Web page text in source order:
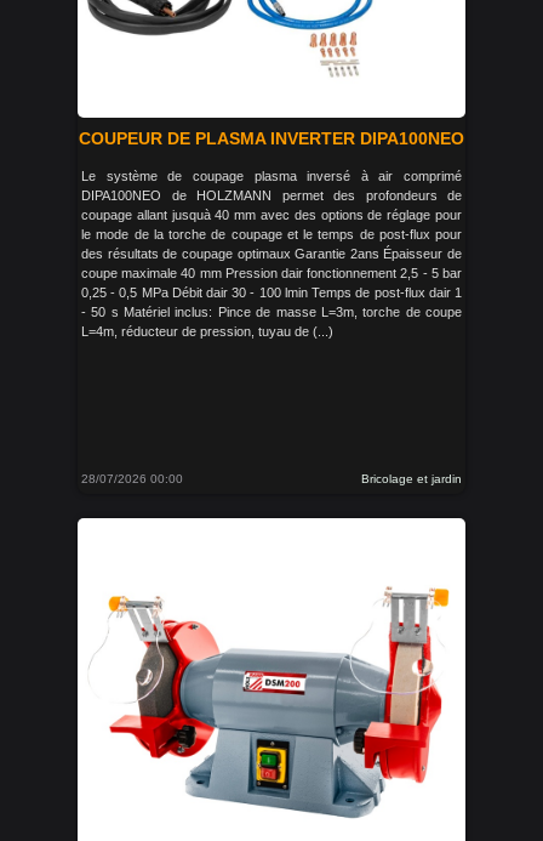
COUPEUR DE PLASMA INVERTER DIPA100NEO
Le système de coupage plasma inversé à air comprimé
DIPA100NEO de HOLZMANN permet des profondeurs de
coupage allant jusquà 40 mm avec des options de réglage pour
le mode de la torche de coupage et le temps de post-flux pour
des résultats de coupage optimaux Garantie 2ans Épaisseur de
coupe maximale 40 mm Pression dair fonctionnement 2,5 - 5 bar
0,25 - 0,5 MPa Débit dair 30 - 100 lmin Temps de post-flux dair 1
- 50 s Matériel inclus: Pince de masse L=3m, torche de coupe
L=4m, réducteur de pression, tuyau de (...)
28/07/2026 00:00 Bricolage et jardin